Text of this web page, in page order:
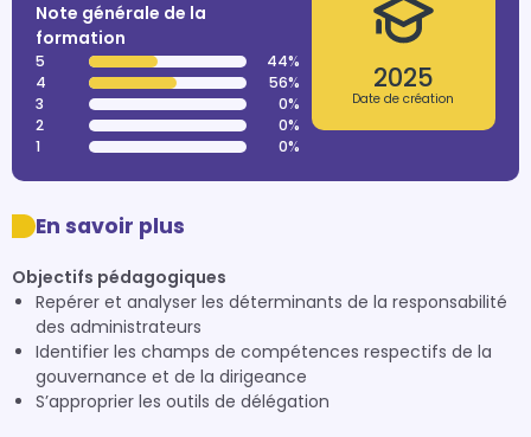
Note générale de la
formation
5
44%
4
56%
3
0%
2
0%
1
0%
2025
Date de création
En savoir plus
Objectifs pédagogiques
Repérer et analyser les déterminants de la responsabilité
des administrateurs
Identifier les champs de compétences respectifs de la
gouvernance et de la dirigeance
S’approprier les outils de délégation